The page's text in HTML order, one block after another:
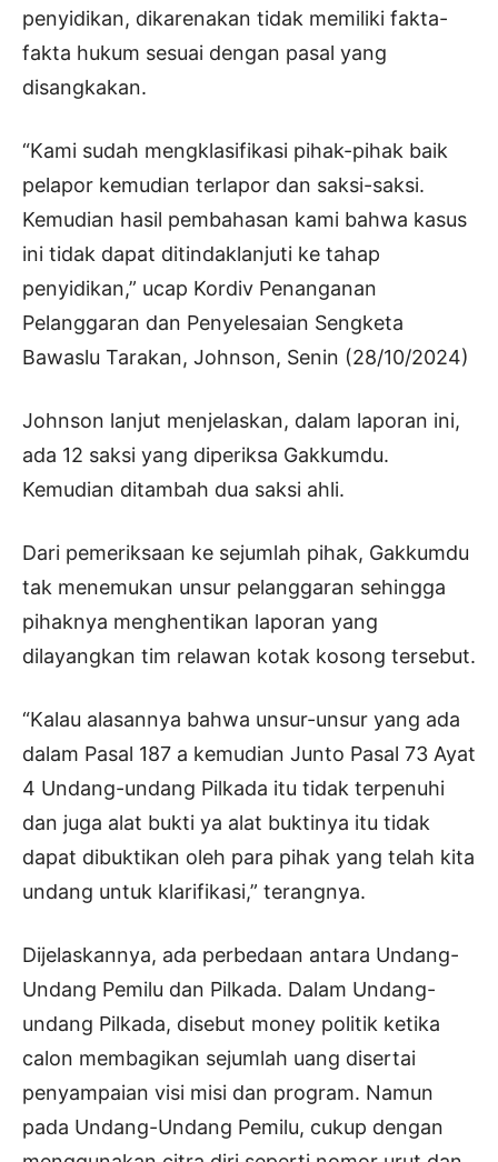
penyidikan, dikarenakan tidak memiliki fakta-
fakta hukum sesuai dengan pasal yang
disangkakan.
“Kami sudah mengklasifikasi pihak-pihak baik
pelapor kemudian terlapor dan saksi-saksi.
Kemudian hasil pembahasan kami bahwa kasus
ini tidak dapat ditindaklanjuti ke tahap
penyidikan,” ucap Kordiv Penanganan
Pelanggaran dan Penyelesaian Sengketa
Bawaslu Tarakan, Johnson, Senin (28/10/2024)
Johnson lanjut menjelaskan, dalam laporan ini,
ada 12 saksi yang diperiksa Gakkumdu.
Kemudian ditambah dua saksi ahli.
Dari pemeriksaan ke sejumlah pihak, Gakkumdu
tak menemukan unsur pelanggaran sehingga
pihaknya menghentikan laporan yang
dilayangkan tim relawan kotak kosong tersebut.
“Kalau alasannya bahwa unsur-unsur yang ada
dalam Pasal 187 a kemudian Junto Pasal 73 Ayat
4 Undang-undang Pilkada itu tidak terpenuhi
dan juga alat bukti ya alat buktinya itu tidak
dapat dibuktikan oleh para pihak yang telah kita
undang untuk klarifikasi,” terangnya.
Dijelaskannya, ada perbedaan antara Undang-
Undang Pemilu dan Pilkada. Dalam Undang-
undang Pilkada, disebut money politik ketika
calon membagikan sejumlah uang disertai
penyampaian visi misi dan program. Namun
pada Undang-Undang Pemilu, cukup dengan